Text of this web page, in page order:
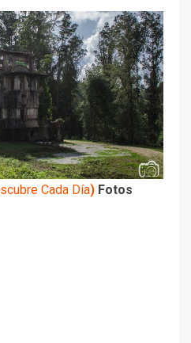
Cada Día) Fotos